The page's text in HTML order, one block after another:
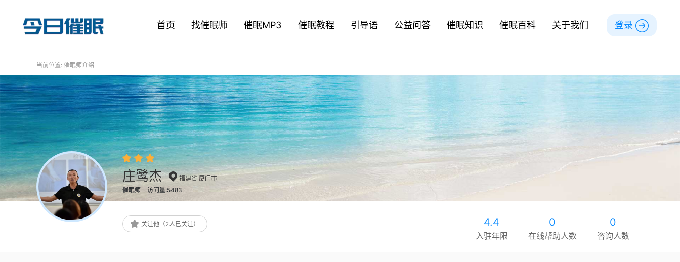
首页 找催眠师 催眠MP3 催眠教程 引导语 公益问答 催眠知识 催眠百科 关于我们 登录
当前位置: 催眠师介绍
庄鹭杰
福建省 厦门市
催眠师
访问量:5483
关注他（2人已关注） 4.4
入驻年限
0
在线帮助人数
0
咨询人数